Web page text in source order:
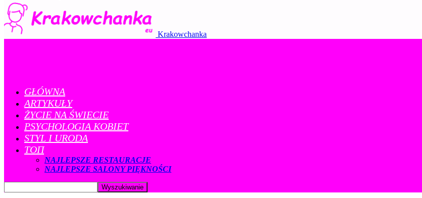
Krakowchanka
GŁÓWNA
ARTYKUŁY
ŻYCIE NA ŚWIECIE
PSYCHOLOGIA KOBIET
STYL I URODA
ТОП
NAJLEPSZE RESTAURACJE
NAJLEPSZE SALONY PIĘKNOŚCI